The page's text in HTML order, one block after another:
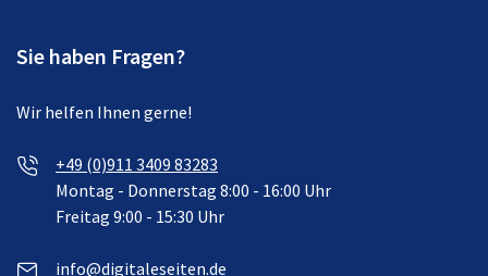
Sie haben Fragen?
Wir helfen Ihnen gerne!
+49 (0)911 3409 83283
Montag - Donnerstag 8:00 - 16:00 Uhr
Freitag 9:00 - 15:30 Uhr
info@digitaleseiten.de